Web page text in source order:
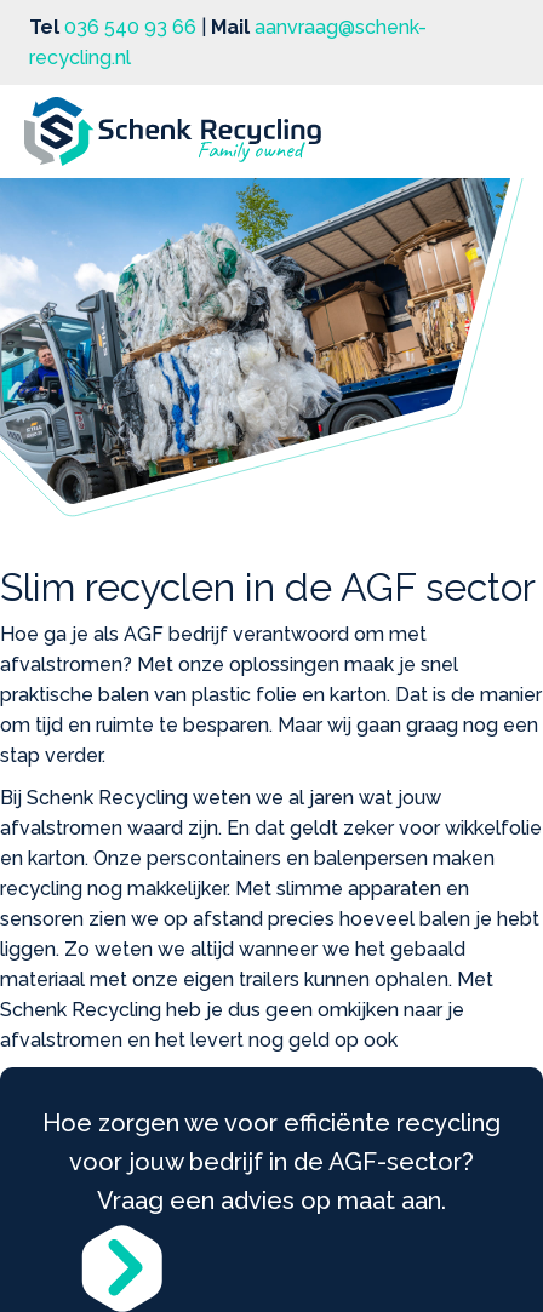
Tel 036 540 93 66 Mail aanvraag@schenk-
recycling.nl
Slim recyclen in de AGF sector
Hoe ga je als AGF bedrijf verantwoord om met
afvalstromen? Met onze oplossingen maak je snel
praktische balen van plastic folie en karton. Dat is de manier
om tijd en ruimte te besparen. Maar wij gaan graag nog een
stap verder.
Bij Schenk Recycling weten we al jaren wat jouw
afvalstromen waard zijn. En dat geldt zeker voor wikkelfolie
en karton. Onze perscontainers en balenpersen maken
recycling nog makkelijker. Met slimme apparaten en
sensoren zien we op afstand precies hoeveel balen je hebt
liggen. Zo weten we altijd wanneer we het gebaald
materiaal met onze eigen trailers kunnen ophalen. Met
Schenk Recycling heb je dus geen omkijken naar je
afvalstromen en het levert nog geld op ook
Hoe zorgen we voor efficiënte recycling
voor jouw bedrijf in de AGF-sector?
Vraag een advies op maat aan.